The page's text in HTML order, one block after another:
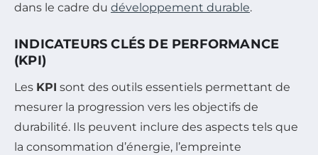
dans le cadre du développement durable.
INDICATEURS CLÉS DE PERFORMANCE
(KPI)
Les KPI sont des outils essentiels permettant de
mesurer la progression vers les objectifs de
durabilité. Ils peuvent inclure des aspects tels que
la consommation d’énergie, l’empreinte